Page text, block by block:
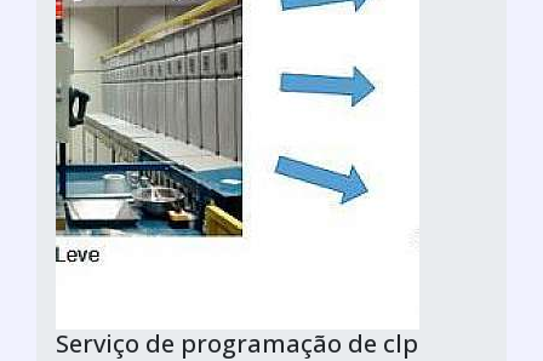
Serviço de programação de clp